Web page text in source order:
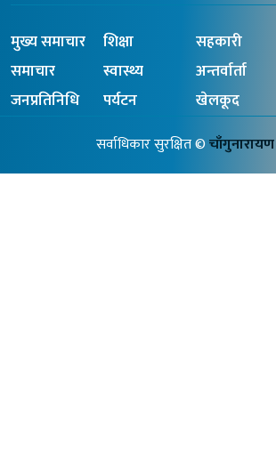
मुख्य समाचार
समाचार
जनप्रतिनिधि
शिक्षा
स्वास्थ्य
पर्यटन
सहकारी
अन्तर्वार्ता
खेलकूद
सर्वाधिकार सुरक्षित ©